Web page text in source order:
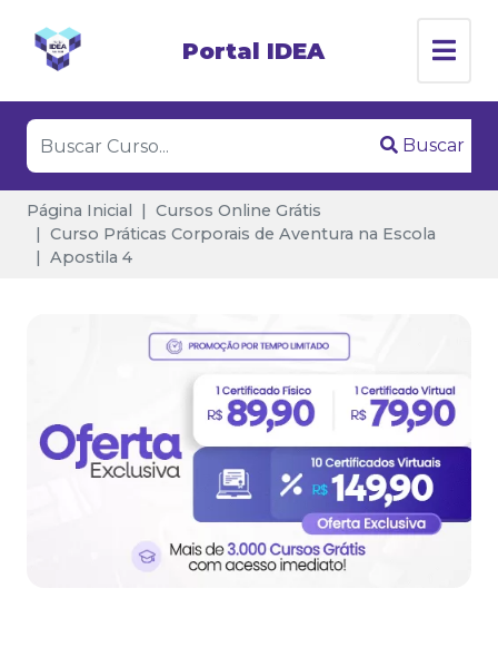
Portal IDEA
Buscar
Página Inicial
Cursos Online Grátis
Curso Práticas Corporais de Aventura na Escola
Apostila 4